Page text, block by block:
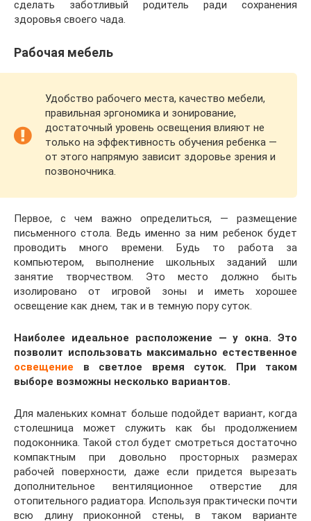
сделать заботливый родитель ради сохранения
здоровья своего чада.
Рабочая мебель
Удобство рабочего места, качество мебели,
правильная эргономика и зонирование,
достаточный уровень освещения влияют не
только на эффективность обучения ребенка —
от этого напрямую зависит здоровье зрения и
позвоночника.
Первое, с чем важно определиться, — размещение
письменного стола. Ведь именно за ним ребенок будет
проводить много времени. Будь то работа за
компьютером, выполнение школьных заданий шли
занятие творчеством. Это место должно быть
изолировано от игровой зоны и иметь хорошее
освещение как днем, так и в темную пору суток.
Наиболее идеальное расположение — у окна. Это
позволит использовать максимально естественное
освещение в светлое время суток. При таком
выборе возможны несколько вариантов.
Для маленьких комнат больше подойдет вариант, когда
столешница может служить как бы продолжением
подоконника. Такой стол будет смотреться достаточно
компактным при довольно просторных размерах
рабочей поверхности, даже если придется вырезать
дополнительное вентиляционное отверстие для
отопительного радиатора. Используя практически почти
всю длину приоконной стены, в таком варианте